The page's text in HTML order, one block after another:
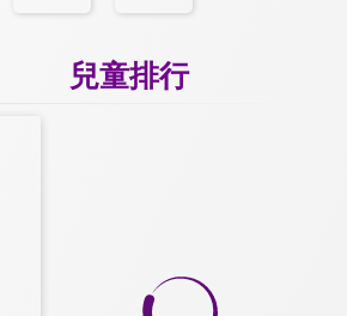
兒童排行